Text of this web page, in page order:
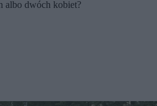
albo dwóch kobiet?